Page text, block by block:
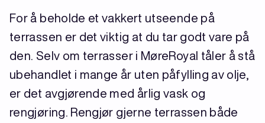
For å beholde et vakkert utseende på
terrassen er det viktig at du tar godt vare på
den. Selv om terrasser i MøreRoyal tåler å stå
ubehandlet i mange år uten påfylling av olje,
er det avgjørende med årlig vask og
rengjøring. Rengjør gjerne terrassen både